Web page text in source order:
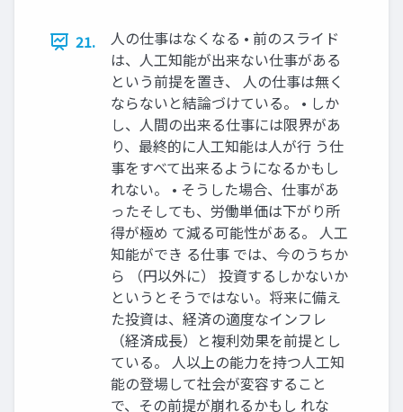
21.
人の仕事はなくなる • 前のスライド
は、人工知能が出来ない仕事がある
という前提を置き、 人の仕事は無く
ならないと結論づけている。 • しか
し、人間の出来る仕事には限界があ
り、最終的に人工知能は人が行 う仕
事をすべて出来るようになるかもし
れない。 • そうした場合、仕事があ
ったそしても、労働単価は下がり所
得が極め て減る可能性がある。 人工
知能ができ る仕事 では、今のうちか
ら （円以外に） 投資するしかないか
というとそうではない。将来に備え
た投資は、経済の適度なインフレ
（経済成長）と複利効果を前提とし
ている。 人以上の能力を持つ人工知
能の登場して社会が変容すること
で、その前提が崩れるかもし れな